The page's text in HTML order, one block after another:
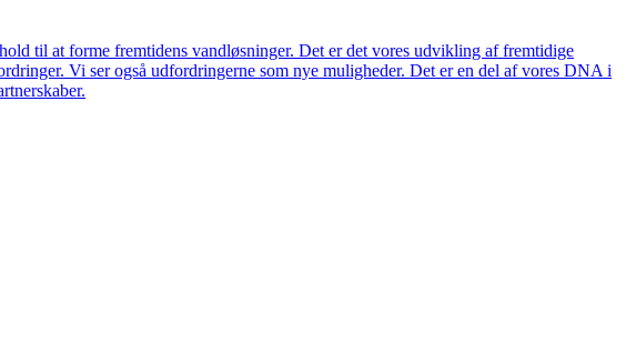
til at forme fremtidens vandløsninger. Det er det vores udvikling af fremtidige
Vi ser også udfordringerne som nye muligheder. Det er en del af vores DNA i